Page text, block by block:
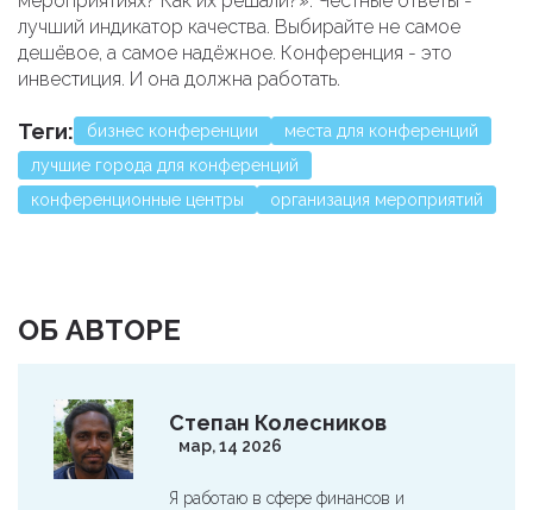
лучший индикатор качества. Выбирайте не самое
дешёвое, а самое надёжное. Конференция - это
инвестиция. И она должна работать.
Теги: бизнес конференции
места для конференций
лучшие города для конференций
конференционные центры
организация мероприятий
ОБ АВТОРЕ
Степан Колесников
мар, 14 2026
Я работаю в сфере финансов и